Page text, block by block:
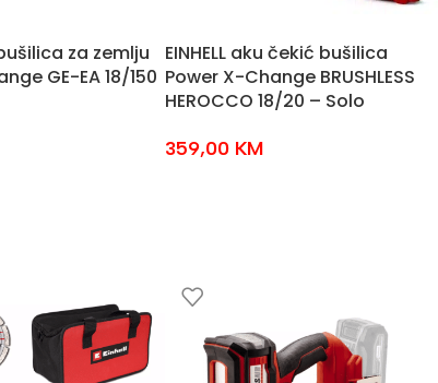
bušilica za zemlju
GE-EA 18/150
EINHELL aku čekić bušilica
Power X-Change BRUSHLESS
HEROCCO 18/20 – Solo
359,00 KM